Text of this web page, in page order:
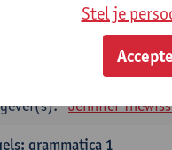
Marilize
Taalbeheersing 2
2E SEM
Jennifer
grammatica 1
Stel je